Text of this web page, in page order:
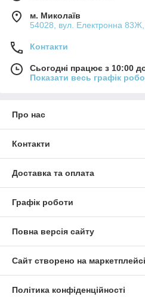
м. Миколаїв
54028, вул. Електронна 83Ж,
Контакти
Сьогодні працює з 10:00
Показати весь графік
Про нас
Контакти
Доставка та оплата
Графік роботи
Повна версія сайту
Сайт створено на маркетплейсі
Політика конфіденційності